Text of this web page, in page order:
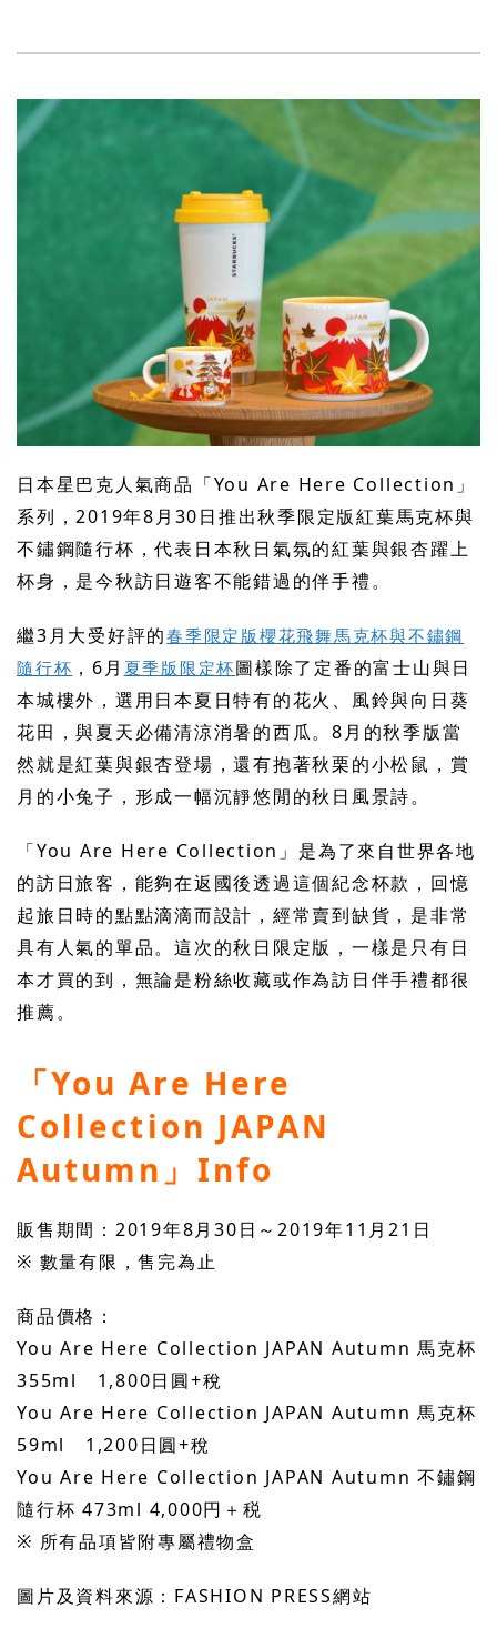
日本星巴克人氣商品「You Are Here Collection」
系列，2019年8月30日推出秋季限定版紅葉馬克杯與
不鏽鋼隨行杯，代表日本秋日氣氛的紅葉與銀杏躍上
杯身，是今秋訪日遊客不能錯過的伴手禮。
繼3月大受好評的春季限定版櫻花飛舞馬克杯與不鏽鋼
隨行杯 ，6月 夏季版限定杯圖樣除了定番的富士山與日
本城樓外，選用日本夏日特有的花火、風鈴與向日葵
花田，與夏天必備清涼消暑的西瓜。8月的秋季版當
然就是紅葉與銀杏登場，還有抱著秋栗的小松鼠，賞
月的小兔子，形成一幅沉靜悠閒的秋日風景詩。
「You Are Here Collection」是為了來自世界各地
的訪日旅客，能夠在返國後透過這個紀念杯款，回憶
起旅日時的點點滴滴而設計，經常賣到缺貨，是非常
具有人氣的單品。這次的秋日限定版，一樣是只有日
本才買的到，無論是粉絲收藏或作為訪日伴手禮都很
推薦。
「You Are Here
Collection JAPAN
Autumn」Info
販售期間：2019年8月30日～2019年11月21日
※ 數量有限，售完為止
商品價格：
You Are Here Collection JAPAN Autumn 馬克杯
355ml 1,800日圓+稅
You Are Here Collection JAPAN Autumn 馬克杯
59ml 1,200日圓+稅
You Are Here Collection JAPAN Autumn 不鏽鋼
隨行杯 473ml 4,000円＋税
※ 所有品項皆附專屬禮物盒
圖片及資料來源：FASHION PRESS網站